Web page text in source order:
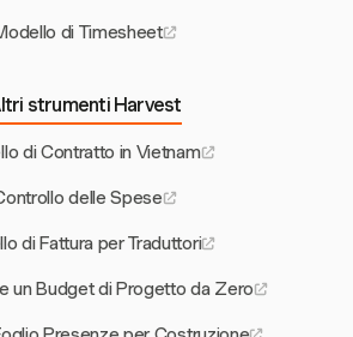
di Timesheet
strumenti Harvest
di Contratto in Vietnam
delle Spese
di Fattura per Traduttori
un Budget di Progetto da Zero